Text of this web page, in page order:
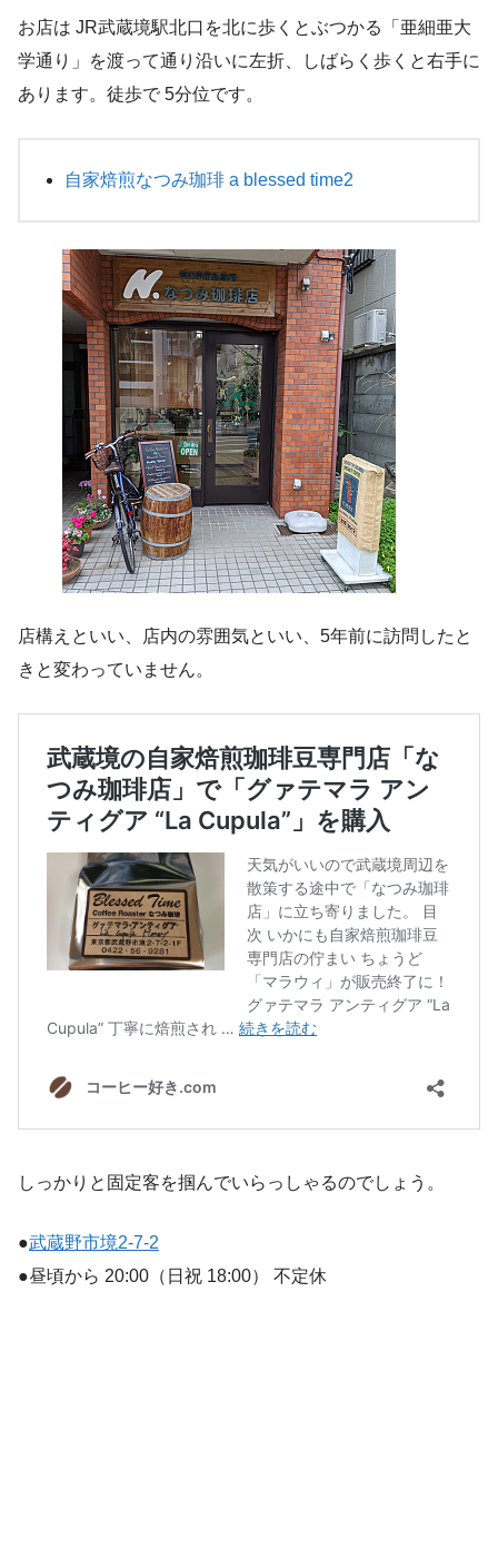
お店は JR武蔵境駅北口を北に歩くとぶつかる「亜細亜大
学通り」を渡って通り沿いに左折、しばらく歩くと右手に
あります。徒歩で 5分位です。
自家焙煎なつみ珈琲 a blessed time2
店構えといい、店内の雰囲気といい、5年前に訪問したと
きと変わっていません。
しっかりと固定客を掴んでいらっしゃるのでしょう。
●武蔵野市境2-7-2
●昼頃から 20:00（日祝 18:00） 不定休